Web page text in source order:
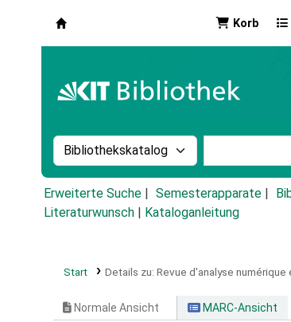
Korb
Suche im Katalog nach:
Erweiterte Suche Semesterapparate
Literaturwunsch
Kataloganleitung
Start Details zu: Revue d'analyse
Normale Ansicht MARC-Ansicht